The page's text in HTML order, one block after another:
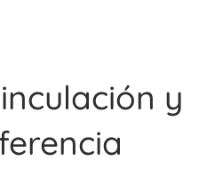
son Núcleos
de Ciencia, Arte y
y